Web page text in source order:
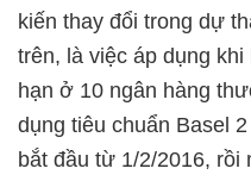
kiến thay đổi trong dự
trên, là việc áp dụng
hạn ở 10 ngân hàng
dụng tiêu chuẩn Basel
bắt đầu từ 1/2/2016,